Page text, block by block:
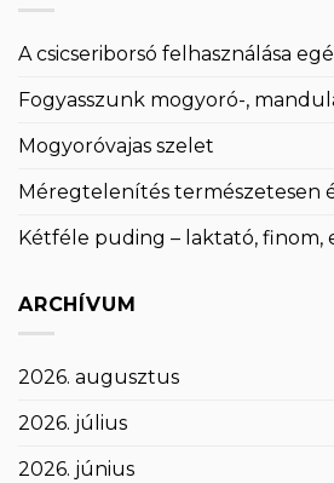
A csicseriborsó felhasználása
Fogyasszunk mogyoró-,
Mogyoróvajas szelet
Méregtelenítés természetesen
Kétféle puding – laktató, finom,
ARCHÍVUM
2026. augusztus
2026. július
2026. június